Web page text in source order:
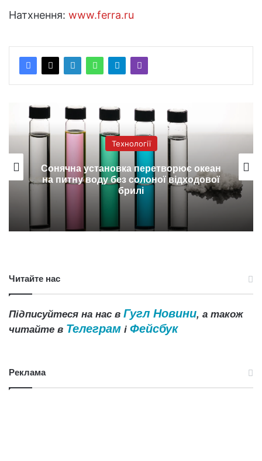
Натхнення: www.ferra.ru
Технології
Сонячна установка перетворює океан
на питну воду без солоної відходової
брилі
Читайте нас
Підписуйтеся на нас в Гугл Новини, а також
читайте в Телеграм і Фейсбук
Реклама